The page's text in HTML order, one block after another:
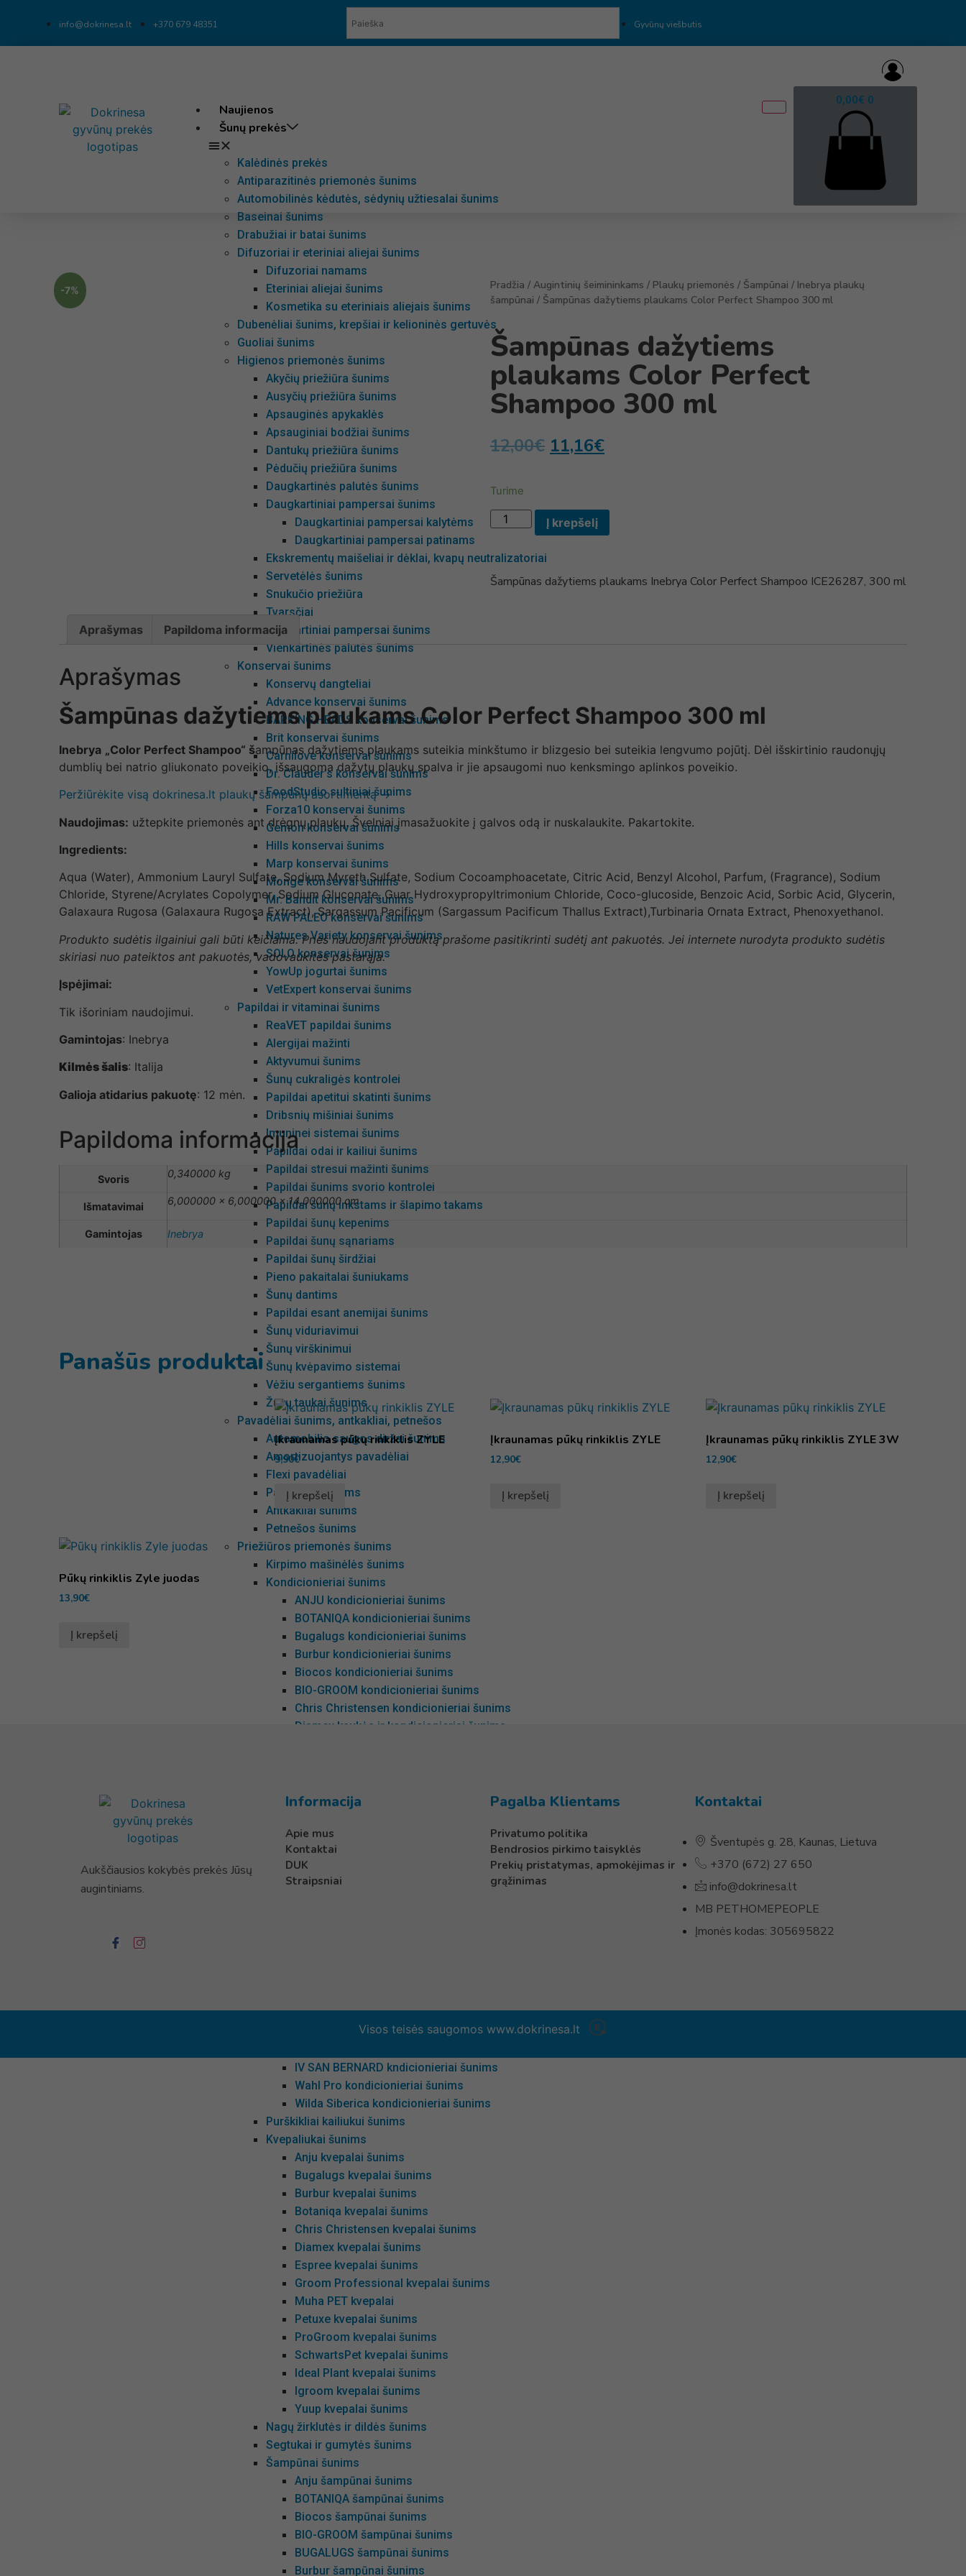
info@dokrinesa.lt +370 679 48351 Gyvūnų viešbutis
Naujienos
Šunų prekės
Kalėdinės prekės
Antiparazitinės priemonės šunims
Automobilinės kėdutės, sėdynių užtiesalai šunims
Baseinai šunims
Drabužiai ir batai šunims
Difuzoriai ir eteriniai aliejai šunims
Difuzoriai namams
Eteriniai aliejai šunims
Kosmetika su eteriniais aliejais šunims
Dubenėliai šunims, krepšiai ir kelioninės gertuvės
Guoliai šunims
Higienos priemonės šunims
Akyčių priežiūra šunims
Ausyčių priežiūra šunims
Apsauginės apykaklės
Apsauginiai bodžiai šunims
Dantukų priežiūra šunims
Pėdučių priežiūra šunims
Daugkartinės palutės šunims
Daugkartiniai pampersai šunims
Daugkartiniai pampersai kalytėms
Daugkartiniai pampersai patinams
Ekskrementų maišeliai ir dėklai, kvapų neutralizatoriai
Servetėlės šunims
Snukučio priežiūra
Tvarsčiai
Vienkartiniai pampersai šunims
Vienkartinės palutės šunims
Konservai šunims
Konservų dangteliai
Advance konservai šunims
BARKING HEADS konservai šunims
Brit konservai šunims
Carnilove konservai šunims
Dr. Clauder’s konservai šunims
FoodStudio sultiniai šunims
Forza10 konservai šunims
Gemon konservai šunims
Hills konservai šunims
Marp konservai šunims
Monge konservai šunims
Mr. Bandit konservai šunims
RAW PALEO konservai šunims
Natures Variety konservai šunims
SOLO konservai šunims
YowUp jogurtai šunims
VetExpert konservai šunims
Papildai ir vitaminai šunims
ReaVET papildai šunims
Alergijai mažinti
Aktyvumui šunims
Šunų cukraligės kontrolei
Papildai apetitui skatinti šunims
Dribsnių mišiniai šunims
Imuninei sistemai šunims
Papildai odai ir kailiui šunims
Papildai stresui mažinti šunims
Papildai šunims svorio kontrolei
Papildai šunų inkstams ir šlapimo takams
Papildai šunų kepenims
Papildai šunų sąnariams
Papildai šunų širdžiai
Pieno pakaitalai šuniukams
Šunų dantims
Papildai esant anemijai šunims
Šunų viduriavimui
Šunų virškinimui
Šunų kvėpavimo sistemai
Vėžiu sergantiems šunims
Žuvų taukai šunims
Pavadėliai šunims, antkakliai, petnešos
Automobilio saugos diržai šunims
Amortizuojantys pavadėliai
Flexi pavadėliai
Pavadėliai šunims
Antkakliai šunims
Petnešos šunims
Priežiūros priemonės šunims
Kirpimo mašinėlės šunims
Kondicionieriai šunims
ANJU kondicionieriai šunims
BOTANIQA kondicionieriai šunims
Bugalugs kondicionieriai šunims
Burbur kondicionieriai šunims
Biocos kondicionieriai šunims
BIO-GROOM kondicionieriai šunims
Chris Christensen kondicionieriai šunims
Diamex kaukės ir kondicionieriai šunims
Groom Professional kondicionieriai šunims
iGroom kondicionieriai šunims
Muha PET kondicionieriai šunims
Petuxe kondicionieriai šunims
ProGroom kondicionieriai šunims
VetExpert kondicionieriai šunims
FluidoPet kondicionieriai ir kaukės šunims
IV SAN BERNARD kndicionieriai šunims
Wahl Pro kondicionieriai šunims
Wilda Siberica kondicionieriai šunims
Purškikliai kailiukui šunims
Kvepaliukai šunims
Anju kvepalai šunims
Bugalugs kvepalai šunims
Burbur kvepalai šunims
Botaniqa kvepalai šunims
Chris Christensen kvepalai šunims
Diamex kvepalai šunims
Espree kvepalai šunims
Groom Professional kvepalai šunims
Muha PET kvepalai
Petuxe kvepalai šunims
ProGroom kvepalai šunims
SchwartsPet kvepalai šunims
Ideal Plant kvepalai šunims
Igroom kvepalai šunims
Yuup kvepalai šunims
Nagų žirklutės ir dildės šunims
Segtukai ir gumytės šunims
Šampūnai šunims
Anju šampūnai šunims
BOTANIQA šampūnai šunims
Biocos šampūnai šunims
BIO-GROOM šampūnai šunims
BUGALUGS šampūnai šunims
Burbur šampūnai šunims
0,00€ 0
-7% Pradžia / Augintinių šeimininkams / Plaukų priemonės / Šampūnai / Inebrya plaukų
šampūnai / Šampūnas dažytiems plaukams Color Perfect Shampoo 300 ml
Šampūnas dažytiems
plaukams Color Perfect
Shampoo 300 ml
12,00€ 11,16€
Turime
Į krepšelį
Šampūnas dažytiems plaukams Inebrya Color Perfect Shampoo ICE26287, 300 ml
Aprašymas Papildoma informacija
Aprašymas
Šampūnas dažytiems plaukams Color Perfect Shampoo 300 ml
Inebrya „Color Perfect Shampoo“ šampūnas dažytiems plaukams suteikia minkštumo ir blizgesio bei suteikia lengvumo pojūtį. Dėl išskirtinio raudonųjų
dumblių bei natrio gliukonato poveikio, išsaugoma dažytų plaukų spalva ir jie apsaugomi nuo kenksmingo aplinkos poveikio.
Peržiūrėkite visą dokrinesa.lt plaukų šampūnų asortimentą →
Naudojimas: užtepkite priemonės ant drėgnų plaukų. Švelniai įmasažuokite į galvos odą ir nuskalaukite. Pakartokite.
Ingredients:
Aqua (Water), Ammonium Lauryl Sulfate, Sodium Myreth Sulfate, Sodium Cocoamphoacetate, Citric Acid, Benzyl Alcohol, Parfum, (Fragrance), Sodium
Chloride, Styrene/Acrylates Copolymer, Sodium Gluconate, Guar Hydroxypropyltrimonium Chloride, Coco-glucoside, Benzoic Acid, Sorbic Acid, Glycerin,
Galaxaura Rugosa (Galaxaura Rugosa Extract), Sargassum Pacificum (Sargassum Pacificum Thallus Extract),Turbinaria Ornata Extract, Phenoxyethanol.
Produkto sudėtis ilgainiui gali būti keičiama. Prieš naudojant produktą prašome pasitikrinti sudėtį ant pakuotės. Jei internete nurodyta produkto sudėtis
skiriasi nuo pateiktos ant pakuotės, vadovaukitės pastarąja.
Įspėjimai:
Tik išoriniam naudojimui.
Gamintojas: Inebrya
Kilmės šalis: Italija
Galioja atidarius pakuotę: 12 mėn.
Papildoma informacija
Svoris 0,340000 kg
Išmatavimai 6,000000 × 6,000000 × 14,000000 cm
Gamintojas Inebrya
Panašūs produktai
Įkraunamas pūkų rinkiklis ZYLE
9,90€
Į krepšelį
Įkraunamas pūkų rinkiklis ZYLE
12,90€
Į krepšelį
Įkraunamas pūkų rinkiklis ZYLE 3W
12,90€
Į krepšelį
Pūkų rinkiklis Zyle juodas
13,90€
Į krepšelį
Aukščiausios kokybės prekės Jūsų
augintiniams.
Informacija
Apie mus
Kontaktai
DUK
Straipsniai
Pagalba Klientams
Privatumo politika
Bendrosios pirkimo taisyklės
Prekių pristatymas, apmokėjimas ir
grąžinimas
Kontaktai
Šventupės g. 28, Kaunas, Lietuva
+370 (672) 27 650
info@dokrinesa.lt
MB PETHOMEPEOPLE
Įmonės kodas: 305695822
Visos teisės saugomos www.dokrinesa.lt